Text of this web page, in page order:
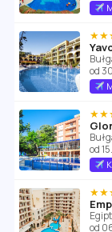
od
od
od